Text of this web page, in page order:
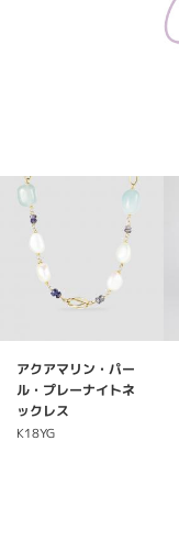
アクアマリン・パー
ル・プレーナイトネ
ックレス
K18YG